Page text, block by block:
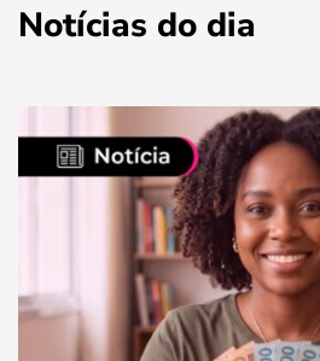
Notícias do dia